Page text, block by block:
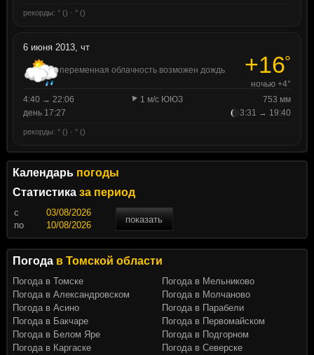
рекорды: ° () · ° ()
6 июня 2013, чт
переменная облачность возможен дождь +16°
ночью +4°
4:40 → 22:06
1 м/с ЮЮЗ
753 мм
день 17:27
3:31 → 19:40
рекорды: ° () · ° ()
Календарь погоды
Статистика за период
c
показать
по
Погода в Томской области
Погода в Томске
Погода в Александровском
Погода в Асино
Погода в Бакчаре
Погода в Белом Яре
Погода в Каргаске
Погода в Мельниково
Погода в Молчаново
Погода в Парабели
Погода в Первомайском
Погода в Подгорном
Погода в Северске